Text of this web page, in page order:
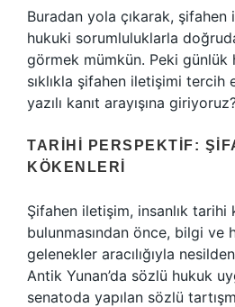
Buradan yola çıkarak,
hukuki sorumluluklarla
görmek mümkün. Peki günlük
sıklıkla şifahen iletişimi tercih
yazılı kanıt arayışına
TARIHI PERSPEKTIF:
KÖKENLERI
Şifahen iletişim, insanlık tarihi
bulunmasından önce, bilgi ve
gelenekler aracılığıyla
Antik Yunan’da sözlü hukuk
senatoda yapılan sözlü